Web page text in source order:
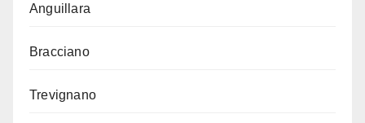
Anguillara
Bracciano
Trevignano